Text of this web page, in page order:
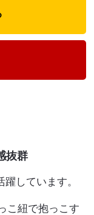
抜群
しています。
こ紐で抱っこす